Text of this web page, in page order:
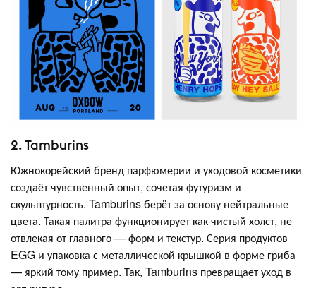
2. Tamburins
Южнокорейский бренд парфюмерии и уходовой косметики
создаёт чувственный опыт, сочетая футуризм и
скульптурность. Tamburins берёт за основу нейтральные
цвета. Такая палитра функционирует как чистый холст, не
отвлекая от главного — форм и текстур. Серия продуктов
EGG и упаковка с металлической крышкой в форме гриба
— яркий тому пример. Так, Tamburins превращает уход в